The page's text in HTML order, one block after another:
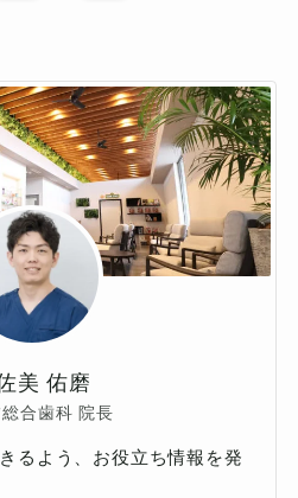
美 佑磨
総合歯科 院長
るよう、お役立ち情報を発